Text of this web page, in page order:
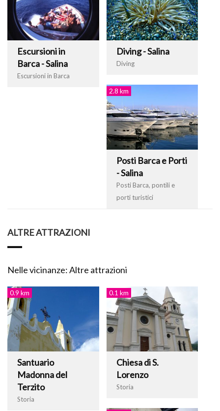
Escursioni in
Barca - Salina
Escursioni in Barca
Diving - Salina
Diving
2.8 km
Posti Barca e Porti
- Salina
Posti Barca, pontili e
porti turistici
ALTRE ATTRAZIONI
Nelle vicinanze: Altre attrazioni
0.9 km
Santuario
Madonna del
Terzito
Storia
0.1 km
Chiesa di S.
Lorenzo
Storia